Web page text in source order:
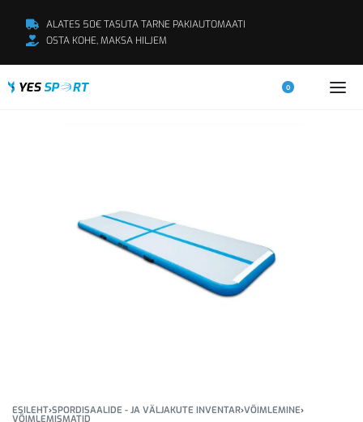
ALATES 50€ TASUTA TARNE PAKIAUTOMAATI
OSTA KOHE, MAKSA HILJEM
0
ESILEHT›SPORDISAALIDE - JA VÄLJAKUTE INVENTAR›VÕIMLEMINE›
VÕIMLEMISMATID